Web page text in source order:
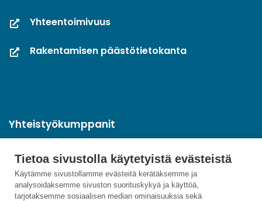
Tietoa sivustolla käytetyistä evästeistä
Käytämme sivustollamme evästeitä kerätäksemme ja
analysoidaksemme sivuston suorituskykyä ja käyttöä,
tarjotaksemme sosiaalisen median ominaisuuksia sekä
Yhteentoimivuus
Rakentamisen päästötietokanta
Yhteistyökumppanit